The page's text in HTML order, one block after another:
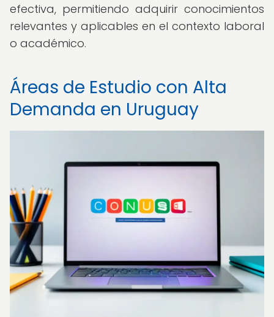
efectiva, permitiendo adquirir conocimientos
relevantes y aplicables en el contexto laboral
o académico.
Áreas de Estudio con Alta
Demanda en Uruguay